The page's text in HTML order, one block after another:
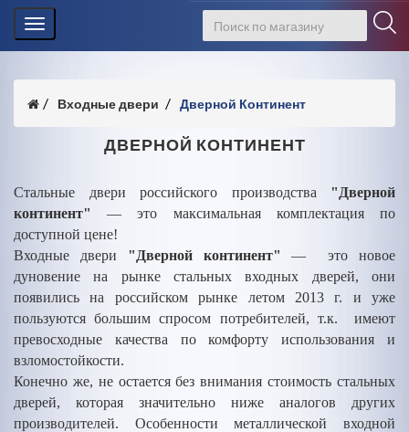
Toggle
navigation
Входные двери Дверной Континент
ДВЕРНОЙ КОНТИНЕНТ
Стальные двери российского производства "Дверной
континент"
— это максимальная комплектация по
доступной цене!
Входные двери "Дверной континент" — это новое
дуновение на рынке стальных входных дверей, они
появились на российском рынке летом 2013 г. и уже
пользуются большим спросом потребителей, т.к. имеют
превосходные качества по комфорту использования и
взломостойкости.
Конечно же, не остается без внимания стоимость стальных
дверей, которая значительно ниже аналогов других
производителей. Особенности металлической входной